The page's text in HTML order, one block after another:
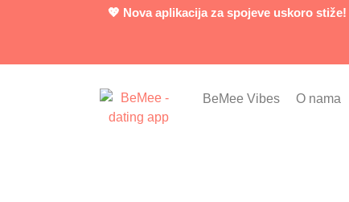
💖 Nova aplikacija za spojeve uskoro stiže!
BeMee Vibes O nama